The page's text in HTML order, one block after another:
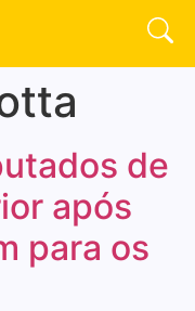
de
após
para os